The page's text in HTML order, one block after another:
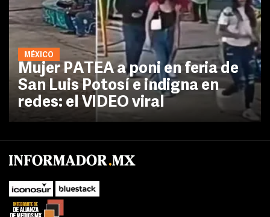
MÉXICO
Mujer PATEA a poni en feria de
San Luis Potosí e indigna en
redes: el VIDEO viral